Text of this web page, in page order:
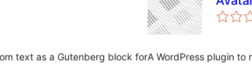
text as a Gutenberg block forA WordPress plugin to